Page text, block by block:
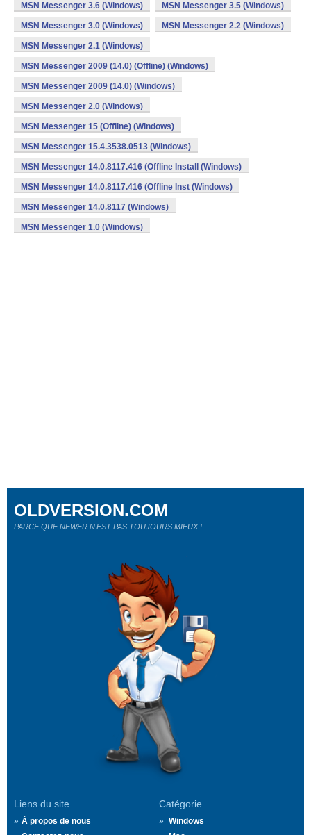
MSN Messenger 3.6 (Windows) MSN Messenger 3.5 (Windows)
MSN Messenger 3.0 (Windows) MSN Messenger 2.2 (Windows)
MSN Messenger 2.1 (Windows)
MSN Messenger 2009 (14.0) (Offline) (Windows)
MSN Messenger 2009 (14.0) (Windows)
MSN Messenger 2.0 (Windows)
MSN Messenger 15 (Offline) (Windows)
MSN Messenger 15.4.3538.0513 (Windows)
MSN Messenger 14.0.8117.416 (Offline Install (Windows)
MSN Messenger 14.0.8117.416 (Offline Inst (Windows)
MSN Messenger 14.0.8117 (Windows)
MSN Messenger 1.0 (Windows)
Liens du site
À propos de nous
Catégorie
Windows
OLDVERSION.COM
PARCE QUE NEWER N'EST PAS TOUJOURS MIEUX !